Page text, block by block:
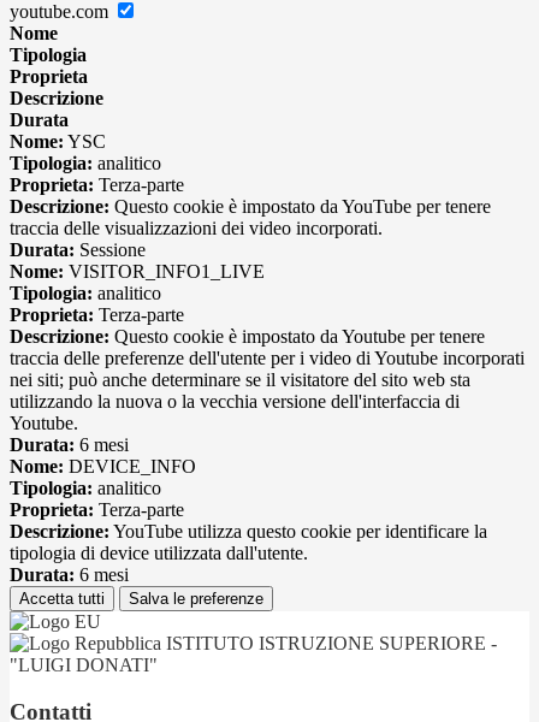
youtube.com
Nome
Tipologia
Proprieta
Descrizione
Durata
Nome: YSC
Tipologia: analitico
Proprieta: Terza-parte
Descrizione: Questo cookie è impostato da YouTube per tenere
traccia delle visualizzazioni dei video incorporati.
Durata: Sessione
Nome: VISITOR_INFO1_LIVE
Tipologia: analitico
Proprieta: Terza-parte
Descrizione: Questo cookie è impostato da Youtube per tenere
traccia delle preferenze dell'utente per i video di Youtube incorporati
nei siti; può anche determinare se il visitatore del sito web sta
utilizzando la nuova o la vecchia versione dell'interfaccia di
Youtube.
Durata: 6 mesi
Nome: DEVICE_INFO
Tipologia: analitico
Proprieta: Terza-parte
Descrizione: YouTube utilizza questo cookie per identificare la
tipologia di device utilizzata dall'utente.
Durata: 6 mesi
Accetta tutti Salva le preferenze
ISTITUTO ISTRUZIONE SUPERIORE -
"LUIGI DONATI"
Contatti